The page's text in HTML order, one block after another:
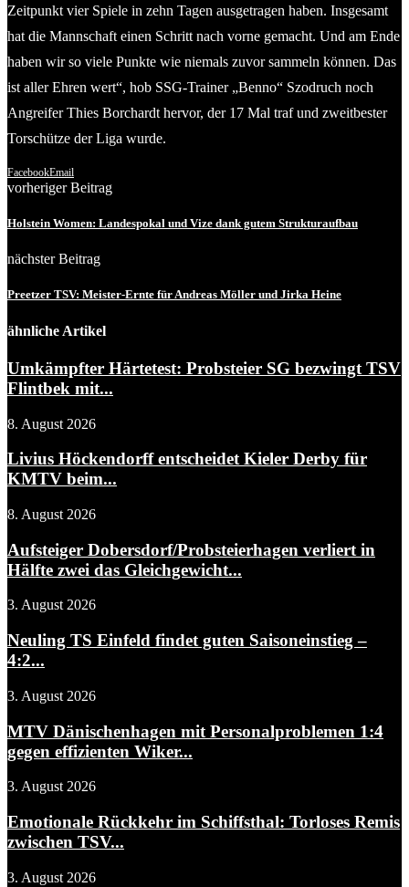
Zeitpunkt vier Spiele in zehn Tagen ausgetragen haben. Insgesamt
hat die Mannschaft einen Schritt nach vorne gemacht. Und am Ende
haben wir so viele Punkte wie niemals zuvor sammeln können. Das
ist aller Ehren wert“, hob SSG-Trainer „Benno“ Szodruch noch
Angreifer Thies Borchardt hervor, der 17 Mal traf und zweitbester
Torschütze der Liga wurde.
FacebookEmail
vorheriger Beitrag
Holstein Women: Landespokal und Vize dank gutem Strukturaufbau
nächster Beitrag
Preetzer TSV: Meister-Ernte für Andreas Möller und Jirka Heine
ähnliche Artikel
Umkämpfter Härtetest: Probsteier SG bezwingt TSV
Flintbek mit...
8. August 2026
Livius Höckendorff entscheidet Kieler Derby für
KMTV beim...
8. August 2026
Aufsteiger Dobersdorf/Probsteierhagen verliert in
Hälfte zwei das Gleichgewicht...
3. August 2026
Neuling TS Einfeld findet guten Saisoneinstieg –
4:2...
3. August 2026
MTV Dänischenhagen mit Personalproblemen 1:4
gegen effizienten Wiker...
3. August 2026
Emotionale Rückkehr im Schiffsthal: Torloses Remis
zwischen TSV...
3. August 2026